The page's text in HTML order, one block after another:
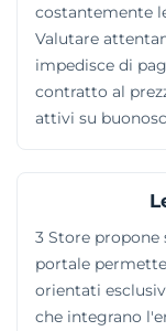
costantemente
Valutare
impedisce di
contratto al
attivi su
3 Store propone
portale
orientati
che integrano